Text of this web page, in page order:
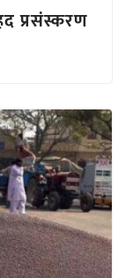
प्रसंस्करण